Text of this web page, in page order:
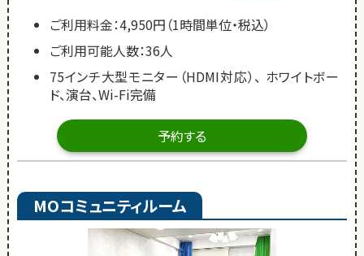
ご利用料金：4,950円（1時間単位・税込）
ご利用可能人数：36人
75インチ大型モニター（HDMI対応）、 ホワイトボー
ド、演台、Wi-Fi完備
予約する
MOコミュニティルーム